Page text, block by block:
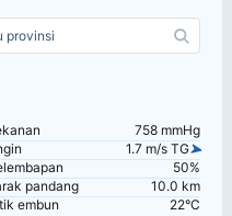
758 mmHg
1.7 m/s TG
50%
pandang
10.0 km
embun
22°C